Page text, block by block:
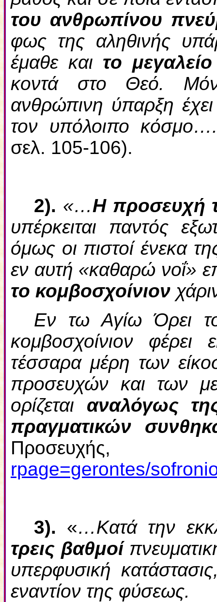
του ανθρωπίνου
φως της αληθινής
έμαθε και το
κοντά στο Θεό.
ανθρώπινη ύπαρξη
τον υπόλοιπο
σελ. 105-106).
2). «…Η προσευχή
υπέρκειται παντός
όμως οι πιστοί ένεκα
εν αυτή «καθαρώ νοΐ»
το κομβοσχοίνιον
Εν τω Αγίω Όρει
κομβοσχοίνιον φέρει
τέσσαρα μέρη των
προσευχών και των
ορίζεται αναλόγως
πραγματικών
rpage=gerontes/
3). «…Κατά την
τρεις βαθμοί
υπερφυσική
εναντίον της φύσεως.